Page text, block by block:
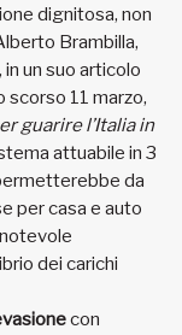
dignitosa, non
Brambilla,
un suo articolo
scorso 11 marzo,
guarire l’Italia in
attuabile in 3
da
per casa e auto
dei carichi
con